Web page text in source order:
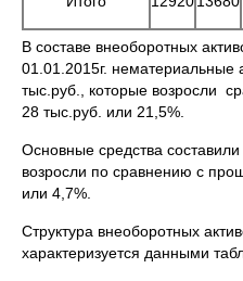
В составе внеоборотных
01.01.2015г. нематериальные
тыс.руб., которые возросли
28 тыс.руб. или 21,5%.
Основные средства
возросли по сравнению с
или 4,7%.
Структура внеоборотных
характеризуется данными